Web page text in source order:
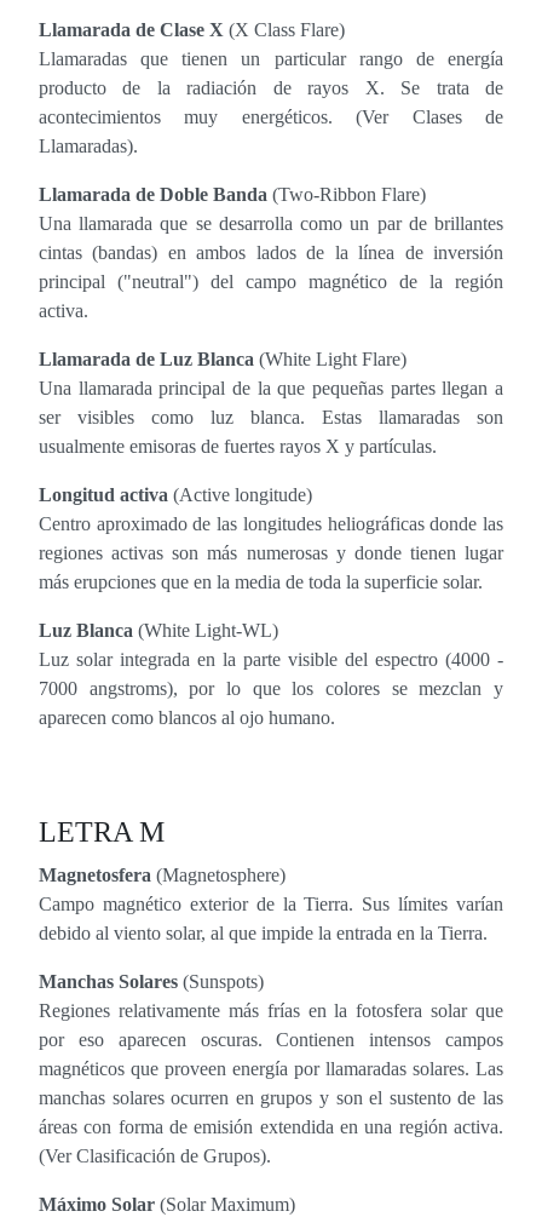
Llamarada de Clase X (X Class Flare)
Llamaradas que tienen un particular rango de energía
producto de la radiación de rayos X. Se trata de
acontecimientos muy energéticos. (Ver Clases de
Llamaradas).
Llamarada de Doble Banda (Two-Ribbon Flare)
Una llamarada que se desarrolla como un par de brillantes
cintas (bandas) en ambos lados de la línea de inversión
principal ("neutral") del campo magnético de la región
activa.
Llamarada de Luz Blanca (White Light Flare)
Una llamarada principal de la que pequeñas partes llegan a
ser visibles como luz blanca. Estas llamaradas son
usualmente emisoras de fuertes rayos X y partículas.
Longitud activa (Active longitude)
Centro aproximado de las longitudes heliográficas donde las
regiones activas son más numerosas y donde tienen lugar
más erupciones que en la media de toda la superficie solar.
Luz Blanca (White Light-WL)
Luz solar integrada en la parte visible del espectro (4000 -
7000 angstroms), por lo que los colores se mezclan y
aparecen como blancos al ojo humano.
LETRA M
Magnetosfera (Magnetosphere)
Campo magnético exterior de la Tierra. Sus límites varían
debido al viento solar, al que impide la entrada en la Tierra.
Manchas Solares (Sunspots)
Regiones relativamente más frías en la fotosfera solar que
por eso aparecen oscuras. Contienen intensos campos
magnéticos que proveen energía por llamaradas solares. Las
manchas solares ocurren en grupos y son el sustento de las
áreas con forma de emisión extendida en una región activa.
(Ver Clasificación de Grupos).
Máximo Solar (Solar Maximum)